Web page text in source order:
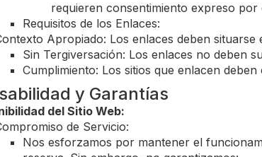
requieren consentimiento expreso por
Requisitos de los Enlaces:
Apropiado: Los enlaces deben
Sin Tergiversación: Los enlaces no deben
Cumplimiento: Los sitios que enlacen
y Garantías
del Sitio Web:
de Servicio:
Nos esforzamos por mantener el